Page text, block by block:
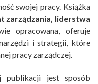
swojej pracy. Książka
zarządzania, liderstwa
opracowana, oferuje
i strategii, które
pracy zarządczej.
publikacji jest sposób